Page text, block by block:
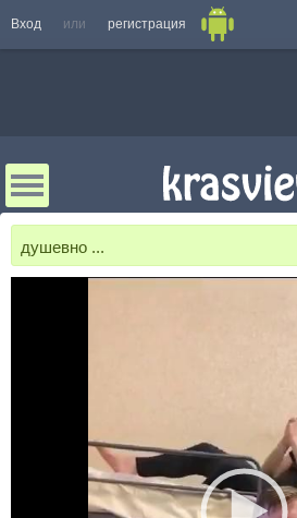
Вход или регистрация
душевно ...